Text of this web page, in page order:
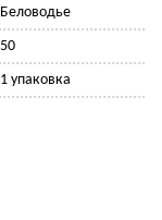
Беловодье
50
1 упаковка